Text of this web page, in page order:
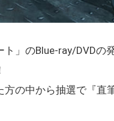
ト」のBlue-ray/DVD
の中から抽選で『直